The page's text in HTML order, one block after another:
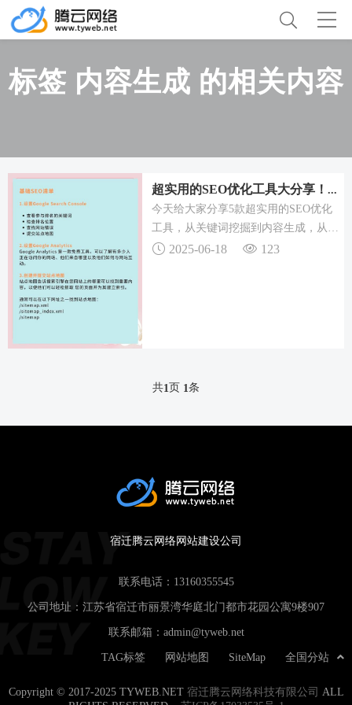
标签 内容生成 的相关内容
超实用的SEO优化工具大分享！一站式解决你的SEO难题
今天给大家分享5款超实用的SEO优化
工具，从关键词挖掘到内容生成，从排
名监控到自动发布，一站式解决你的
2025-06-18 123
共1页 1条
宿迁腾云网络网站建设公司
联系电话： 13160355545
公司地址：江苏省宿迁市丽景湾华庭北门都市花园公寓9楼907
联系邮箱： admin@tyweb.net
全国分站
SiteMap
网站地图
TAG标签
Copyright © 2017-2025 TYWEB.NET 宿迁腾云网络科技有限公司 ALL